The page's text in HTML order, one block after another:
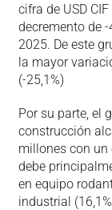
cifra de USD
decremento de
2025. De este
la mayor
(-25,1%)
Por su parte, el
construcción
millones con un
debe
en equipo
industrial